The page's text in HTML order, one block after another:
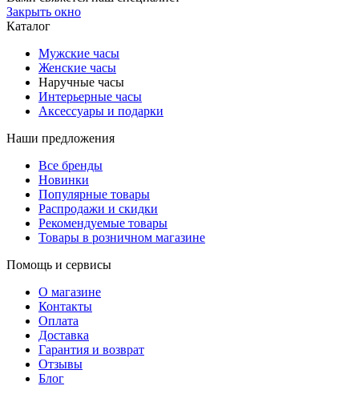
Закрыть окно
Каталог
Мужские часы
Женские часы
Наручные часы
Интерьерные часы
Аксессуары и подарки
Наши предложения
Все бренды
Новинки
Популярные товары
Распродажи и скидки
Рекомендуемые товары
Товары в розничном магазине
Помощь и сервисы
О магазине
Контакты
Оплата
Доставка
Гарантия и возврат
Отзывы
Блог